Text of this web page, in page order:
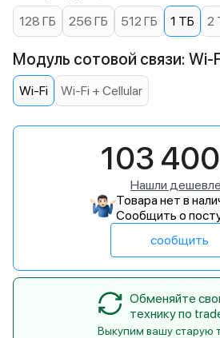
128 ГБ 256 ГБ 512 ГБ 1 ТБ 2
Модуль сотовой связи: Wi-
Wi-Fi Wi-Fi + Cellular
103
Нашли
Товара нет в
Сообщить о
сообщить
Обменяйте
технику по
Выкупим вашу старую